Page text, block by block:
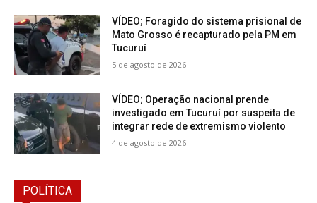
VÍDEO; Foragido do sistema prisional de
Mato Grosso é recapturado pela PM em
Tucuruí
5 de agosto de 2026
VÍDEO; Operação nacional prende
investigado em Tucuruí por suspeita de
integrar rede de extremismo violento
4 de agosto de 2026
POLÍTICA